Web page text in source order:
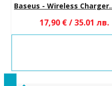
Baseus - Wireless
17,90 € / 35.01 лв.